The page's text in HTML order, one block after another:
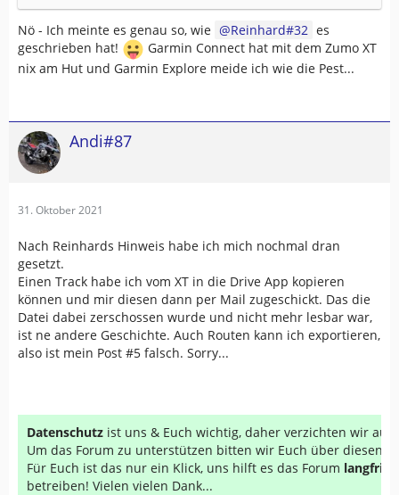
Nö - Ich meinte es genau so, wie Reinhard#32 es
geschrieben hat!
Garmin Connect hat mit dem Zumo XT
nix am Hut und Garmin Explore meide ich wie die Pest...
Andi#87
31. Oktober 2021
Nach Reinhards Hinweis habe ich mich nochmal dran
gesetzt.
Einen Track habe ich vom XT in die Drive App kopieren
können und mir diesen dann per Mail zugeschickt. Das die
Datei dabei zerschossen wurde und nicht mehr lesbar war,
ist ne andere Geschichte. Auch Routen kann ich exportieren,
also ist mein Post #5 falsch. Sorry...
Datenschutz ist uns & Euch wichtig, daher verzichten wir auf
Um das Forum zu unterstützen bitten wir Euch über diesen
Für Euch ist das nur ein Klick, uns hilft es das Forum
betreiben! Vielen vielen Dank...